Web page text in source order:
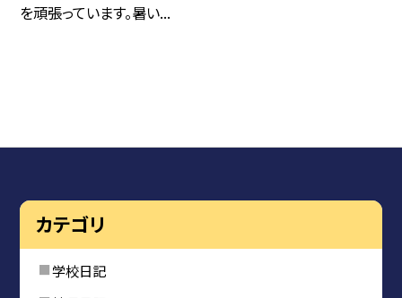
を頑張っています。暑い...
カテゴリ
学校日記